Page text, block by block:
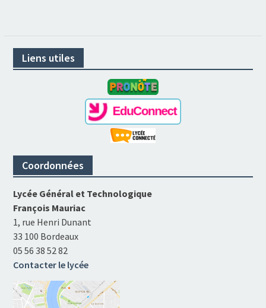
Liens utiles
Coordonnées
Lycée Général et Technologique
François Mauriac
1, rue Henri Dunant
33 100 Bordeaux
05 56 38 52 82
Contacter le lycée